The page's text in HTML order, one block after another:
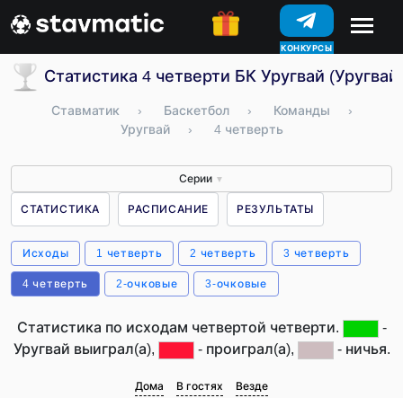
КОНКУРСЫ
Статистика 4 четверти БК Уругвай (Уругвай)
Ставматик › Баскетбол › Команды
›
Уругвай
› 4 четверть
Серии ▼
СТАТИСТИКА РАСПИСАНИЕ РЕЗУЛЬТАТЫ
Исходы 1 четверть 2 четверть 3 четверть
4 четверть 2-очковые 3-очковые
Статистика по исходам четвертой четверти.
-
Уругвай выиграл(а),
- проиграл(а), - ничья.
Дома В гостях Везде